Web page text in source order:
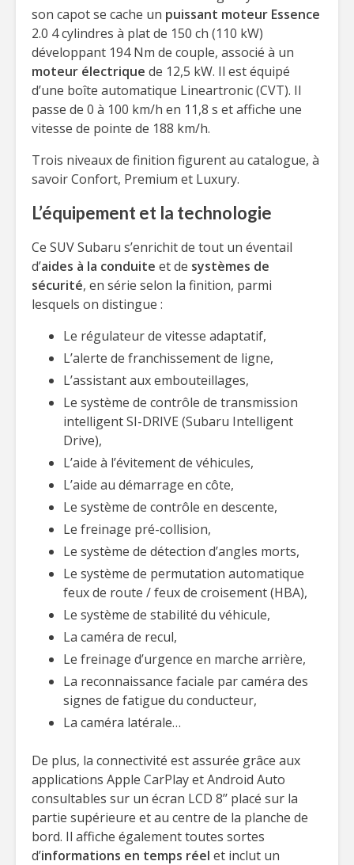
son capot se cache un puissant moteur Essence
2.0 4 cylindres à plat de 150 ch (110 kW)
développant 194 Nm de couple, associé à un
moteur électrique de 12,5 kW. Il est équipé
d’une boîte automatique Lineartronic (CVT). Il
passe de 0 à 100 km/h en 11,8 s et affiche une
vitesse de pointe de 188 km/h.
Trois niveaux de finition figurent au catalogue, à
savoir Confort, Premium et Luxury.
L’équipement et la technologie
Ce SUV Subaru s’enrichit de tout un éventail
d’aides à la conduite et de systèmes de
sécurité, en série selon la finition, parmi
lesquels on distingue :
Le régulateur de vitesse adaptatif,
L’alerte de franchissement de ligne,
L’assistant aux embouteillages,
Le système de contrôle de transmission
intelligent SI-DRIVE (Subaru Intelligent
Drive),
L’aide à l’évitement de véhicules,
L’aide au démarrage en côte,
Le système de contrôle en descente,
Le freinage pré-collision,
Le système de détection d’angles morts,
Le système de permutation automatique
feux de route / feux de croisement (HBA),
Le système de stabilité du véhicule,
La caméra de recul,
Le freinage d’urgence en marche arrière,
La reconnaissance faciale par caméra des
signes de fatigue du conducteur,
La caméra latérale…
De plus, la connectivité est assurée grâce aux
applications Apple CarPlay et Android Auto
consultables sur un écran LCD 8’’ placé sur la
partie supérieure et au centre de la planche de
bord. Il affiche également toutes sortes
d’informations en temps réel et inclut un